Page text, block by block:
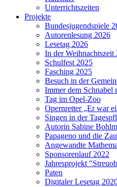
Unterrichtszeiten
Projekte
Bundesjugendspiele
Autorenlesung 2026
Lesetag 2026
In der Weihnachtszeit
Schulfest 2025
Fasching 2025
Besuch in der
Immer dem Schnabel
Tag im Opel-Zoo
Opernretter „Er war
Singen in der
Autorin Sabine
Papageno und die
Angewandte
Sponsorenlauf 2022
Jahresprojekt
Paten
Digitaler Lesetag